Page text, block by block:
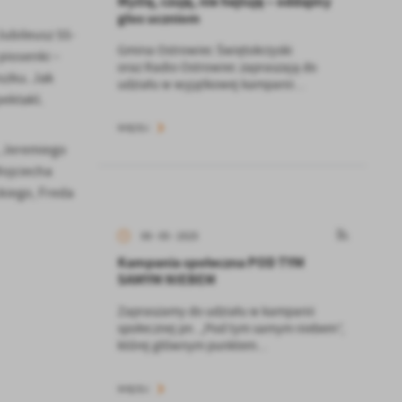
55-
–
Jak
Freda
głos uczniom
Gmina Ostrowiec Świętokrzyski
oraz Radio Ostrowiec zapraszają do
udziału w wyjątkowej kampanii...
Kampania społeczna POD TYM
SAMYM NIEBEM
Zapraszamy do udziału w kampanii
społecznej pn. „Pod tym samym niebem”,
której głównym punktem...